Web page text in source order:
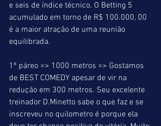
e seis de índice técnico. O Betting 5
acumulado em torno de R$ 100.000, 00
é a maior atração de uma reunião
equilibrada.
1º páreo => 1000 metros => Gostamos
de BEST COMEDY apesar de vir na
redução em 300 metros. Seu excelente
treinador D.Minetto sabe o que faz e se
inscreveu no quilometro é porque ela